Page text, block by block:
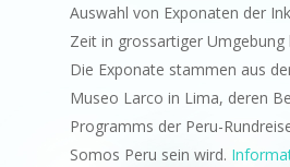
Auswahl von Exponaten der
Zeit in grossartiger
Die Exponate stammen aus
Museo Larco in Lima, deren
Programms der Peru-
Somos Peru sein wird.